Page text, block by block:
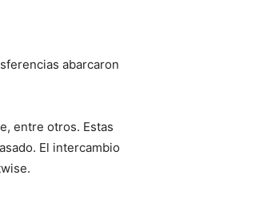
abarcaron
entre otros. Estas
El intercambio